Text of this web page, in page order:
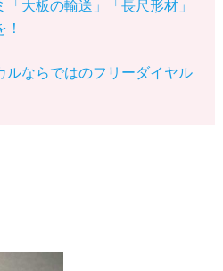
大板の輸送」「長尺形材」
ならではのフリーダイヤル